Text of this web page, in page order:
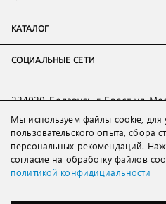
КАТАЛОГ
СОЦИАЛЬНЫЕ СЕТИ
214018 Россия, г. Смоленск, пр-т.
224020, Беларусь, г. Брест, ул.
Тел:+7 993 398 36 60(WhatsApp
Тел:+375 29 205 80 10( WhatsApp,
Email:ved@lakbi.com
Мы используем файлы cookie, для
пользовательского опыта, сбора
персональных рекомендаций.
согласие на обработку файлов
политикой конфидициальности